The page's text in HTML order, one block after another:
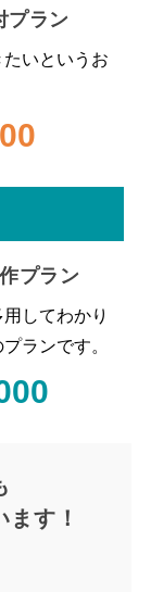
プラン
いというお
プラン
してわかり
ランです。
す！